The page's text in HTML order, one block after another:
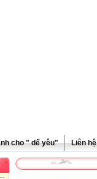
cho " dế yêu" Liên hệ